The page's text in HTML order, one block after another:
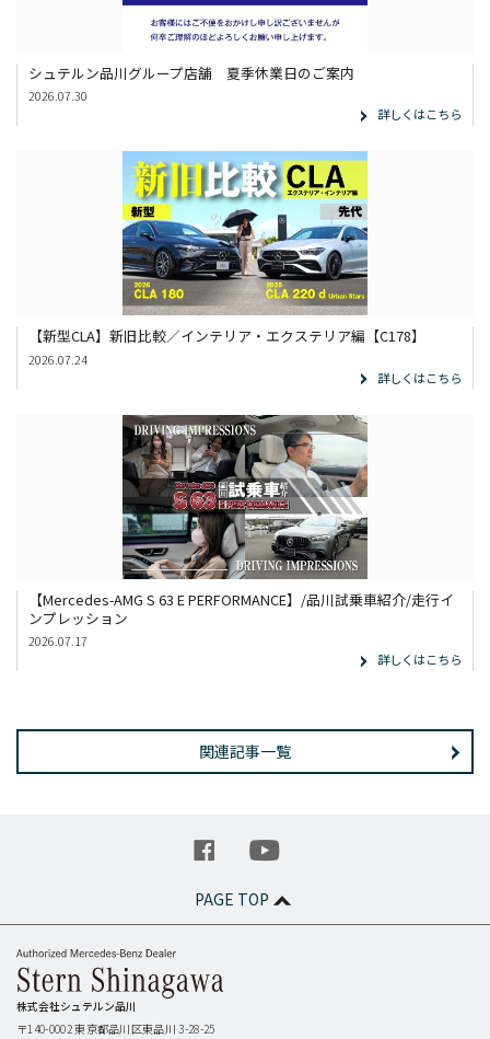
シュテルン品川グループ店舗 夏季休業日のご案内
2026.07.30
詳しくはこちら
【新型CLA】新旧比較／インテリア・エクステリア編【C178】
2026.07.24
詳しくはこちら
【Mercedes-AMG S 63 E PERFORMANCE】/品川試乗車紹介/走行イ
ンプレッション
2026.07.17
詳しくはこちら
関連記事一覧
PAGE TOP
株式会社シュテルン品川
〒140-0002東京都品川区東品川 3-28-25